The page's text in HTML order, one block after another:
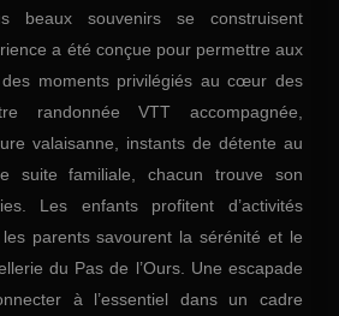
beaux souvenirs se construisent
a été conçue pour permettre aux
moments privilégiés au cœur des
randonnée VTT accompagnée,
valaisanne, instants de détente au
suite familiale, chacun trouve son
Les enfants profitent d’activités
parents savourent la sérénité et le
du Pas de l’Ours. Une escapade
à l’essentiel dans un cadre